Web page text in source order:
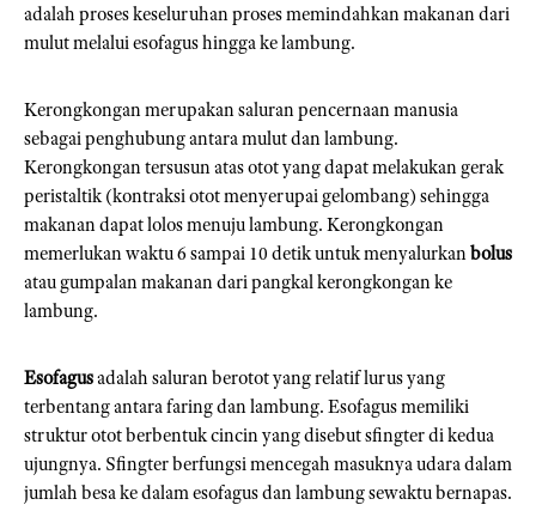
adalah proses keseluruhan proses memindahkan makanan dari
mulut melalui esofagus hingga ke lambung.
Kerongkongan merupakan saluran pencernaan manusia
sebagai penghubung antara mulut dan lambung.
Kerongkongan tersusun atas otot yang dapat melakukan gerak
peristaltik (kontraksi otot menyerupai gelombang) sehingga
makanan dapat lolos menuju lambung. Kerongkongan
memerlukan waktu 6 sampai 10 detik untuk menyalurkanbolus
atau gumpalan makanan dari pangkal kerongkongan ke
lambung.
Esofagusadalah saluran berotot yang relatif lurus yang
terbentang antara faring dan lambung. Esofagus memiliki
struktur otot berbentuk cincin yang disebut sfingter di kedua
ujungnya. Sfingter berfungsi mencegah masuknya udara dalam
jumlah besa ke dalam esofagus dan lambung sewaktu bernapas.